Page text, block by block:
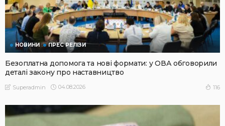
НОВИНИ ПРЕС РЕЛІЗИ
Безоплатна допомога та нові формати: у ОВА обговорили
деталі закону про наставництво
Superadmin 04.08.2026 116